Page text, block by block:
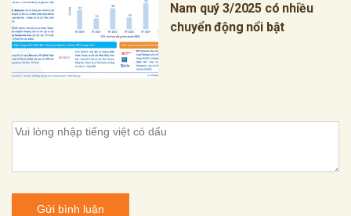
Nam quý 3/2025 có nhiều
chuyển động nổi bật
Gửi bình luận